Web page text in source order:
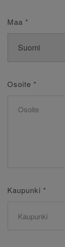
Maa *
Osoite *
Kaupunki *